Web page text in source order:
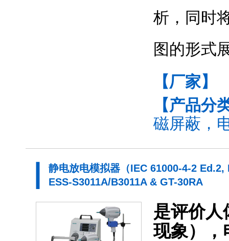
析，同时
图的形式
【厂家】
【产品分
磁屏蔽，
静电放电模拟器（IEC 61000-4-2 Ed.2,
ESS-S3011A/B3011A & GT-30RA
是评价人
现象），